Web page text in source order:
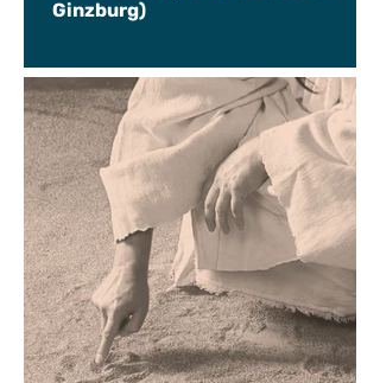
Ginzburg)